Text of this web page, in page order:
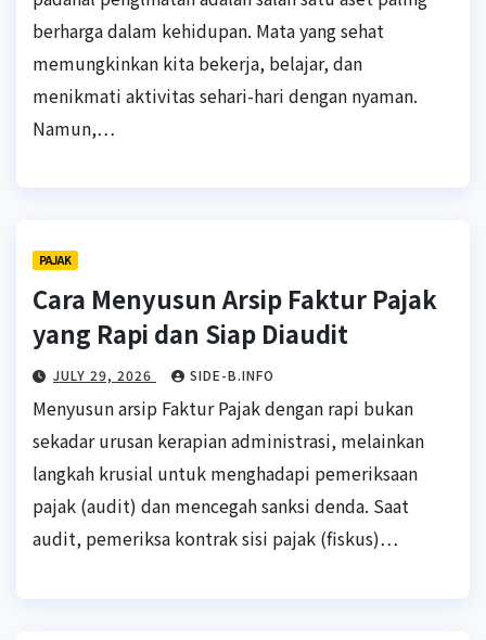
berharga dalam kehidupan. Mata yang sehat
memungkinkan kita bekerja, belajar, dan
menikmati aktivitas sehari-hari dengan nyaman.
Namun,…
PAJAK
Cara Menyusun Arsip Faktur Pajak
yang Rapi dan Siap Diaudit
JULY 29, 2026 SIDE-B.INFO
Menyusun arsip Faktur Pajak dengan rapi bukan
sekadar urusan kerapian administrasi, melainkan
langkah krusial untuk menghadapi pemeriksaan
pajak (audit) dan mencegah sanksi denda. Saat
audit, pemeriksa kontrak sisi pajak (fiskus)…